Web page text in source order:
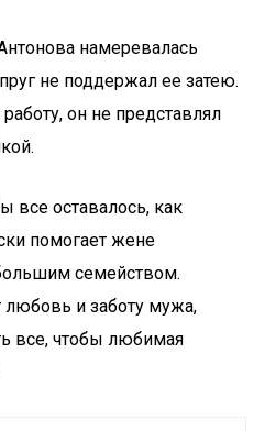
намеревалась
не поддержал ее затею.
он не представлял
все оставалось, как
помогает жене
семейством.
любовь и заботу мужа,
все, чтобы любимая